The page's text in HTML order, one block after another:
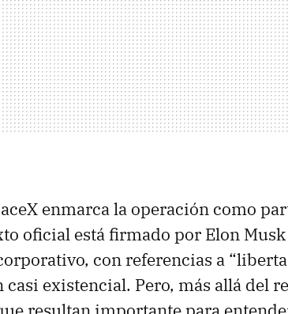
enmarca la operación como
oficial está firmado por Elon
con referencias a
existencial. Pero, más allá del